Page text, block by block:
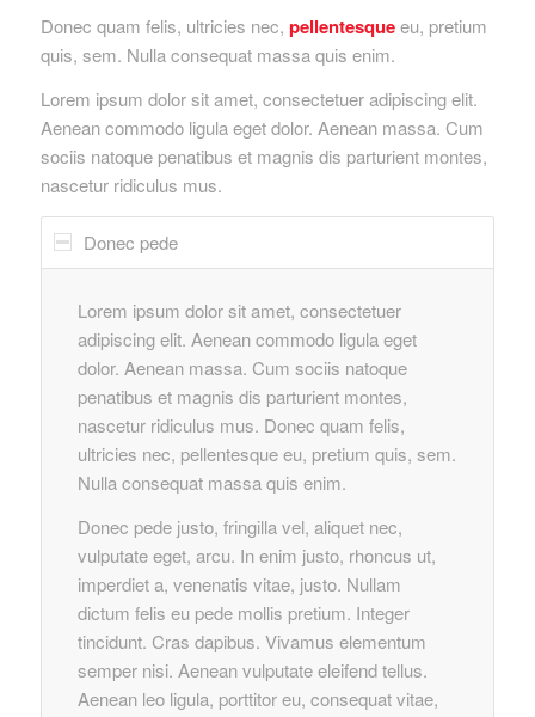
Donec quam felis, ultricies nec, pellentesqueeu, pretium
quis, sem. Nulla consequat massa quis enim.
Lorem ipsum dolor sit amet, consectetuer adipiscing elit.
Aenean commodo ligula eget dolor. Aenean massa. Cum
sociis natoque penatibus et magnis dis parturient montes,
nascetur ridiculus mus.
Donec pede
Lorem ipsum dolor sit amet, consectetuer
adipiscing elit. Aenean commodo ligula eget
dolor. Aenean massa. Cum sociis natoque
penatibus et magnis dis parturient montes,
nascetur ridiculus mus. Donec quam felis,
ultricies nec, pellentesque eu, pretium quis, sem.
Nulla consequat massa quis enim.
Donec pede justo, fringilla vel, aliquet nec,
vulputate eget, arcu. In enim justo, rhoncus ut,
imperdiet a, venenatis vitae, justo. Nullam
dictum felis eu pede mollis pretium. Integer
tincidunt. Cras dapibus. Vivamus elementum
semper nisi. Aenean vulputate eleifend tellus.
Aenean leo ligula, porttitor eu, consequat vitae,